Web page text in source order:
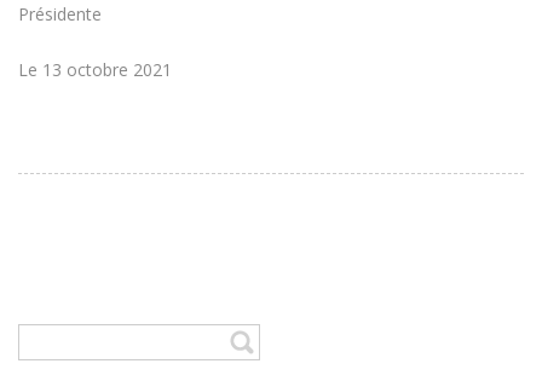
Présidente
Le 13 octobre 2021